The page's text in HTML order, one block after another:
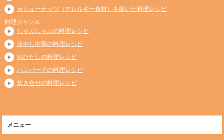
カシューナッツ（アレルギー食材）を除いた料理レシピ
料理ジャンル
しゃぶしゃぶの料理レシピ
冷やし中華の料理レシピ
おひたしの料理レシピ
ハンバーグの料理レシピ
炊き合せの料理レシピ
メニュー